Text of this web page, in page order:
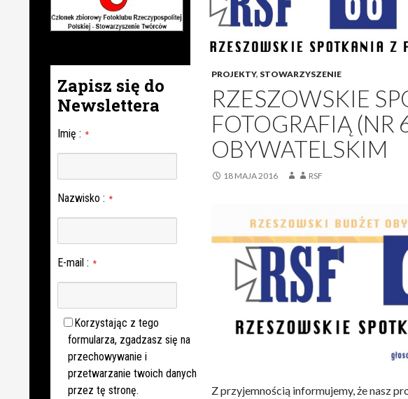
PROJEKTY, STOWARZYSZENIE
RZESZOWSKIE
FOTOGRAFIĄ (NR
OBYWATELSKIM
18 MAJA 2016 RSF
Z przyjemnością informujemy, że nasz
Zapisz się do
Newslettera
Imię : *
Nazwisko : *
E-mail : *
Korzystając z tego
formularza, zgadzasz się na
przechowywanie i
przetwarzanie twoich danych
przez tę stronę.